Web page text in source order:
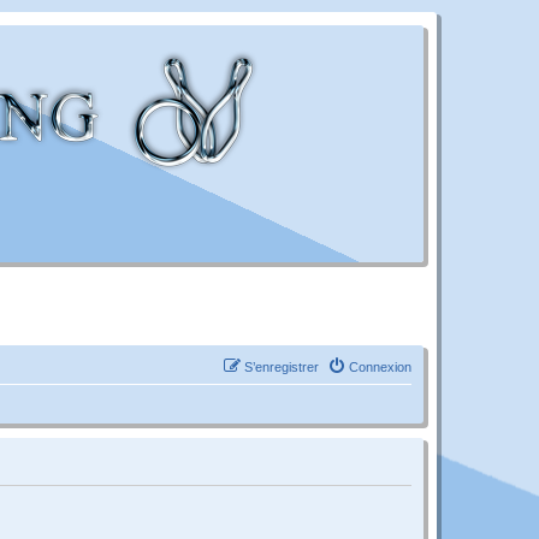
Connexion
S’enregistrer